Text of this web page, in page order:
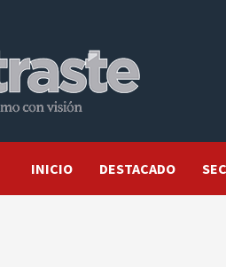
INICIO DESTACADO